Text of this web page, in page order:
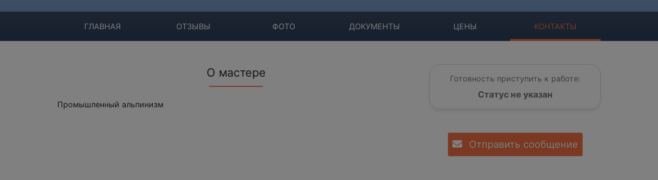
ГЛАВНАЯ ОТЗЫВЫ ФОТО ДОКУМЕНТЫ ЦЕНЫ КОНТАКТЫ
О мастере
Промышленный альпинизм
Готовность приступить к работе:
Статус не указан
Отправить сообщение